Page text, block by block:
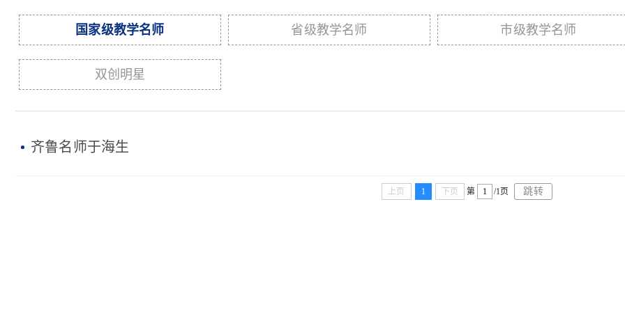
国家级教学名师 省级教学名师 市级教学名师
双创明星
齐鲁名师于海生
上页 1 下页 第 /1页 跳转